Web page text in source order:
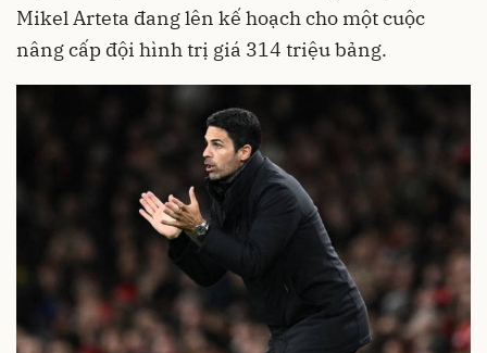
Mikel Arteta đang lên kế hoạch cho một cuộc
nâng cấp đội hình trị giá 314 triệu bảng.